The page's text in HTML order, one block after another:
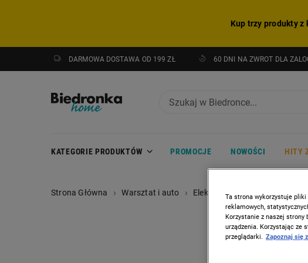
Kup trzy produkty z
DARMOWA DOSTAWA OD 199 ZŁ 60 DNI NA ZWROT DLA
KATEGORIE PRODUKTÓW PROMOCJE NOWOŚCI HITY
Strona Główna Warsztat i auto ElektronarzędziaTa strona wykorzystuje
reklamowych,
Korzystanie z naszej strony
urządzenia. Korzystając ze
przeglądarki.
Zapoznaj się